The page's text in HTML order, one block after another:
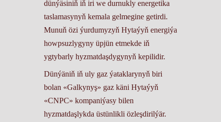
dünýäsiniň iň iri we durnukly energetika
taslamasynyň kemala gelmegine getirdi.
Munuň özi ýurdumyzyň Hytaýyň energiýa
howpsuzlygyny üpjün etmekde iň
ygtybarly hyzmatdaşdygynyň kepilidir.
Dünýäniň iň uly gaz ýataklarynyň biri
bolan «Galkynyş» gaz käni Hytaýyň
«CNPC» kompaniýasy bilen
hyzmatdaşlykda üstünlikli özleşdirilýär.